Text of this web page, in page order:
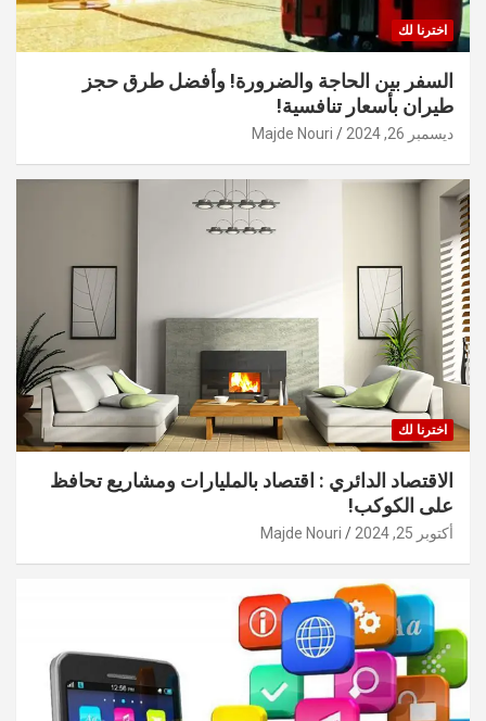
اخترنا لك
السفر بين الحاجة والضرورة! وأفضل طرق حجز
طيران بأسعار تنافسية!
ديسمبر 26, 2024 Majde Nouri
اخترنا لك
الاقتصاد الدائري : اقتصاد بالمليارات ومشاريع تحافظ
على الكوكب!
أكتوبر 25, 2024 Majde Nouri